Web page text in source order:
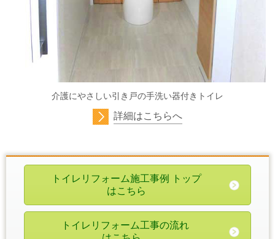
介護にやさしい引き戸の手洗い器付きトイレ
詳細はこちらへ
トイレリフォーム施工事例 トップ
はこちら
トイレリフォーム工事の流れ